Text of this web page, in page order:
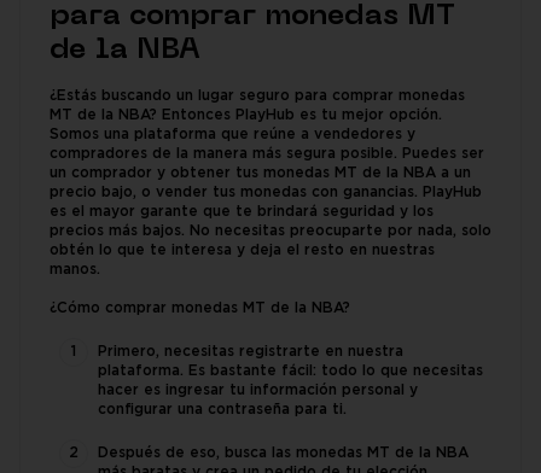
para comprar monedas MT
de la NBA
¿Estás buscando un lugar seguro para comprar monedas
MT de la NBA? Entonces PlayHub es tu mejor opción.
Somos una plataforma que reúne a vendedores y
compradores de la manera más segura posible. Puedes ser
un comprador y obtener tus monedas MT de la NBA a un
precio bajo, o vender tus monedas con ganancias. PlayHub
es el mayor garante que te brindará seguridad y los
precios más bajos. No necesitas preocuparte por nada, solo
obtén lo que te interesa y deja el resto en nuestras
manos.
¿Cómo comprar monedas MT de la NBA?
Primero, necesitas registrarte en nuestra
plataforma. Es bastante fácil: todo lo que necesitas
hacer es ingresar tu información personal y
configurar una contraseña para ti.
Después de eso, busca las monedas MT de la NBA